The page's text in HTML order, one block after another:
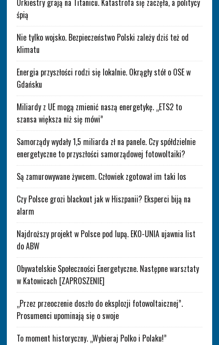
śpią
Nie tylko wojsko. Bezpieczeństwo Polski zależy dziś też od
klimatu
Energia przyszłości rodzi się lokalnie. Okrągły stół o OSE w
Gdańsku
Miliardy z UE mogą zmienić naszą energetykę. „ETS2 to
szansa większa niż się mówi”
Samorządy wydały 1,5 miliarda zł na panele. Czy spółdzielnie
energetyczne to przyszłości samorządowej fotowoltaiki?
Są zamurowywane żywcem. Człowiek zgotował im taki los
Czy Polsce grozi blackout jak w Hiszpanii? Eksperci biją na
alarm
Najdroższy projekt w Polsce pod lupą. EKO-UNIA ujawnia list
do ABW
Obywatelskie Społeczności Energetyczne. Następne warsztaty
w Katowicach [ZAPROSZENIE]
„Przez przeoczenie doszło do eksplozji fotowoltaicznej”.
Prosumenci upominają się o swoje
To moment historyczny. „Wybieraj Polko i Polaku!”